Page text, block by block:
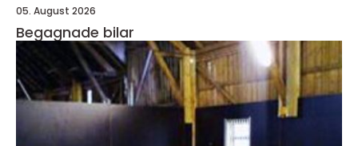
05. August 2026
Begagnade bilar